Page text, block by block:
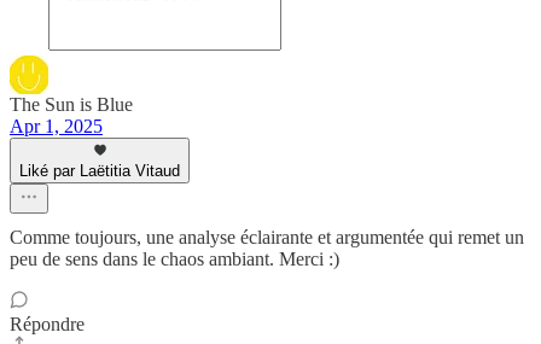
The Sun is Blue
Apr 1, 2025
Liké par Laëtitia Vitaud
Comme toujours, une analyse éclairante et argumentée qui remet un
peu de sens dans le chaos ambiant. Merci :)
Répondre